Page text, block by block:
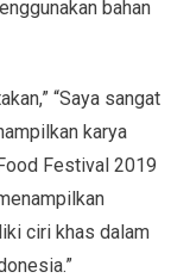
bahan
“Saya sangat
karya
Festival 2019
ciri khas dalam